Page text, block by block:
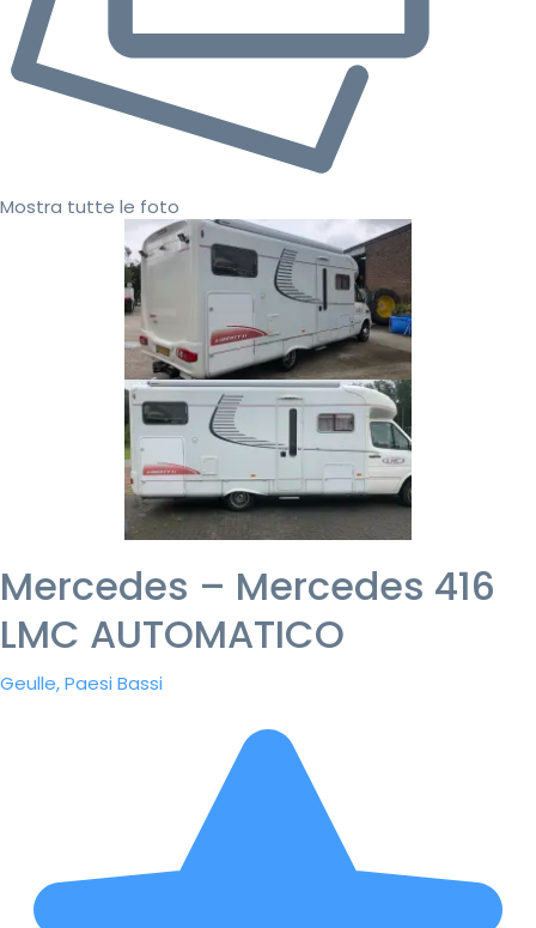
Mostra tutte le foto
Mercedes – Mercedes 416
LMC AUTOMATICO
Geulle, Paesi Bassi